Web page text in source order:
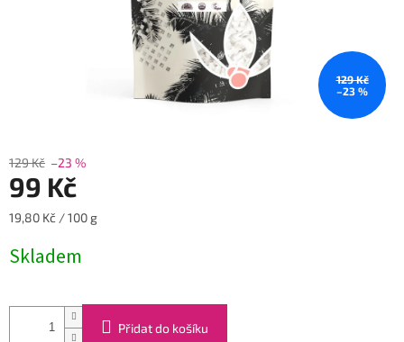
129 Kč
–23 %
129 Kč –23 %
99 Kč
Měrná
19,80 Kč / 100 g
Skladem
Přidat do košíku